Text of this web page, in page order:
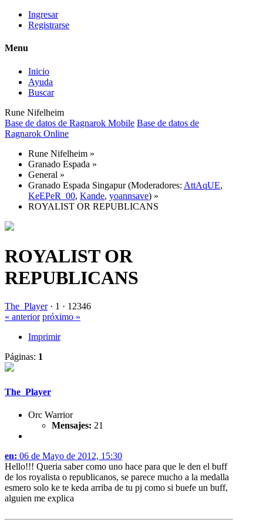
Ingresar
Registrarse
Menu
Inicio
Ayuda
Buscar
Rune Nifelheim
Base de datos de Ragnarok Mobile Base de datos de
Ragnarok Online
Rune Nifelheim »
Granado Espada »
General »
Granado Espada Singapur(Moderadores: AttAqUE,
KeEPeR_00, Kande, yoannsave) »
ROYALIST OR REPUBLICANS
ROYALIST OR
REPUBLICANS
The_Player· 1 · 12346
« anterior próximo »
Imprimir
Páginas: 1
The_Player
Orc Warrior
Mensajes: 21
en: 06 de Mayo de 2012, 15:30
Hello!!! Queria saber como uno hace para que le den el buff
de los royalista o republicanos, se parece mucho a la medalla
esmero solo ke te keda arriba de tu pj como si buefe un buff,
alguien me explica